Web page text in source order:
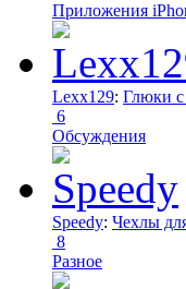
Приложения
Lexx129: Глюки с
6
Обсуждения
Speedy: Чехлы
8
Разное